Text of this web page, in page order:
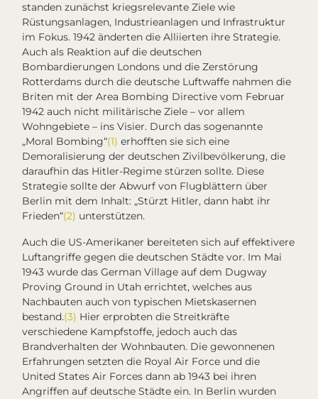
standen zunächst kriegsrelevante Ziele wie
Rüstungsanlagen, Industrieanlagen und Infrastruktur
im Fokus. 1942 änderten die Alliierten ihre Strategie.
Auch als Reaktion auf die deutschen
Bombardierungen Londons und die Zerstörung
Rotterdams durch die deutsche Luftwaffe nahmen die
Briten mit derArea Bombing Directivevom Februar
1942 auch nicht militärische Ziele – vor allem
Wohngebiete – ins Visier. Durch das sogenannte
„Moral Bombing“(1) erhofften sie sich eine
Demoralisierung der deutschen Zivilbevölkerung, die
daraufhin das Hitler-Regime stürzen sollte. Diese
Strategie sollte der Abwurf von Flugblättern über
Berlin mit dem Inhalt: „Stürzt Hitler, dann habt ihr
Frieden“(2) unterstützen.
Auch die US-Amerikaner bereiteten sich auf effektivere
Luftangriffe gegen die deutschen Städte vor. Im Mai
1943 wurde dasGerman Village auf dem Dugway
Proving Ground in Utah errichtet, welches aus
Nachbauten auch von typischen Mietskasernen
bestand.(3) Hier erprobten die Streitkräfte
verschiedene Kampfstoffe, jedoch auch das
Brandverhalten der Wohnbauten. Die gewonnenen
Erfahrungen setzten die Royal Air Force und die
United States Air Forces dann ab 1943 bei ihren
Angriffen auf deutsche Städte ein. In Berlin wurden